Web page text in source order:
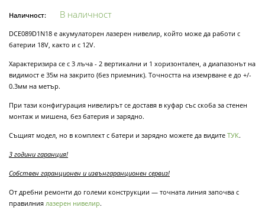
Наличност: В наличност
DCE089D1N18 е акумулаторен лазерен нивелир, който може да работи с
батерии 18V, както и с 12V.
Характеризира се с 3 лъча - 2 вертикални и 1 хоризонтален, а диапазонът на
видимост е 35м на закрито (без приемник). Точността на иземрване е до +/-
0.3мм на метър.
При тази конфигурация нивелирът се доставя в куфар със скоба за стенен
монтаж и мишена, без батерия и зарядно.
Същият модел, но в комплект с батери и зарядно можете да видите ТУК.
3 години гаранция!
Собствен гаранционен и извънгаранционен сервиз!
От дребни ремонти до големи конструкции — точната линия започва с
правилния лазерен нивелир.